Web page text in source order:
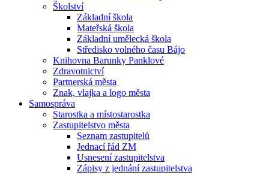
Školství
Základní škola
Mateřská škola
Základní umělecká škola
Středisko volného času Bájo
Knihovna Barunky Panklové
Zdravotnictví
Partnerská města
Znak, vlajka a logo města
Samospráva
Starostka a místostarostka
Zastupitelstvo města
Seznam zastupitelů
Jednací řád ZM
Usnesení zastupitelstva
Zápisy z jednání zastupitelstva